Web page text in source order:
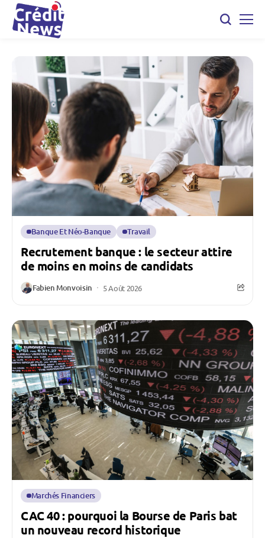
Banque Et Néo-Banque Travail
Recrutement banque : le secteur attire
de moins en moins de candidats
Fabien Monvoisin 5 Août 2026
Marchés Financiers
CAC 40 : pourquoi la Bourse de Paris bat
un nouveau record historique